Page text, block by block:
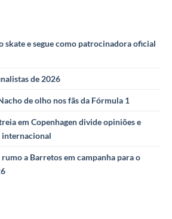
skate e segue como patrocinadora oficial
de 2026
de olho nos fãs da Fórmula 1
em Copenhagen divide opiniões e
internacional
rumo a Barretos em campanha para o